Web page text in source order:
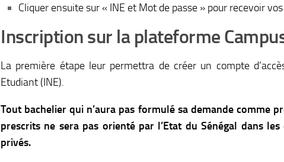
Cliquer ensuite sur « INE et Mot de passe » pour recevoir
Inscription sur la plateforme
La première étape leur permettra de créer un compte
Etudiant (INE).
Tout bachelier qui n’aura pas formulé sa demande comme
prescrits ne sera pas orienté par l’Etat du Sénégal dans
privés.